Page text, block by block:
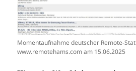
Momentaufnahme deutscher Remote-
www.remotehams.com am 15.06.2025